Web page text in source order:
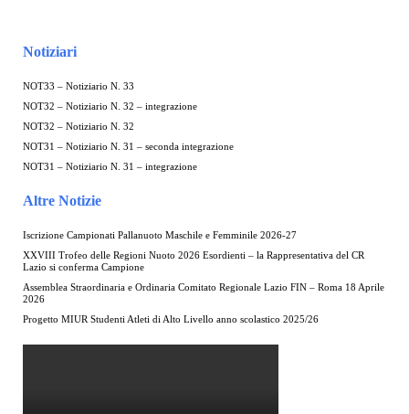
Notiziari
NOT33 – Notiziario N. 33
NOT32 – Notiziario N. 32 – integrazione
NOT32 – Notiziario N. 32
NOT31 – Notiziario N. 31 – seconda integrazione
NOT31 – Notiziario N. 31 – integrazione
Altre Notizie
Iscrizione Campionati Pallanuoto Maschile e Femminile 2026-27
XXVIII Trofeo delle Regioni Nuoto 2026 Esordienti – la Rappresentativa del CR
Lazio si conferma Campione
Assemblea Straordinaria e Ordinaria Comitato Regionale Lazio FIN – Roma 18 Aprile
2026
Progetto MIUR Studenti Atleti di Alto Livello anno scolastico 2025/26